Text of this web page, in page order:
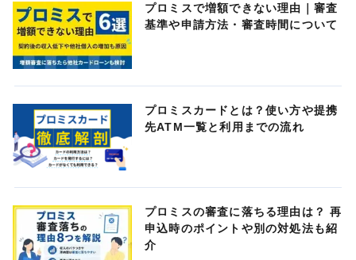
プロミスで増額できない理由｜審査
基準や申請方法・審査時間について
プロミスカードとは？使い方や提携
先ATM一覧と利用までの流れ
プロミスの審査に落ちる理由は？ 再
申込時のポイントや別の対処法も紹
介